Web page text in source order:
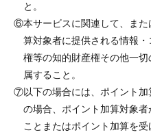
と。
⑥本サービスに関連して、ま
算対象者に提供される情報
権等の知的財産権その他一
属すること。
⑦以下の場合には、ポイント
の場合、ポイント加算対象
ことまたはポイント加算を